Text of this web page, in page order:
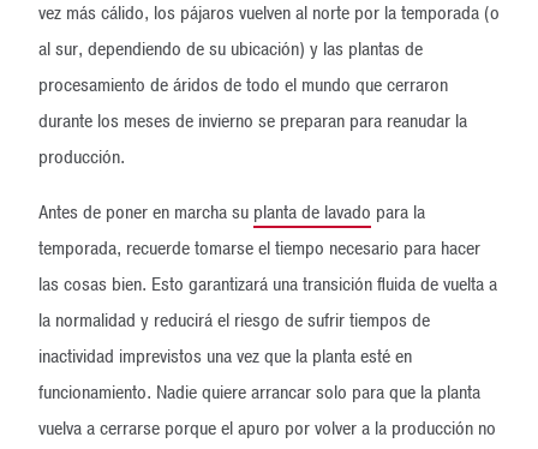
vez más cálido, los pájaros vuelven al norte por la temporada (o
al sur, dependiendo de su ubicación) y las plantas de
procesamiento de áridos de todo el mundo que cerraron
durante los meses de invierno se preparan para reanudar la
producción.
Antes de poner en marcha su planta de lavado para la
temporada, recuerde tomarse el tiempo necesario para hacer
las cosas bien. Esto garantizará una transición fluida de vuelta a
la normalidad y reducirá el riesgo de sufrir tiempos de
inactividad imprevistos una vez que la planta esté en
funcionamiento. Nadie quiere arrancar solo para que la planta
vuelva a cerrarse porque el apuro por volver a la producción no